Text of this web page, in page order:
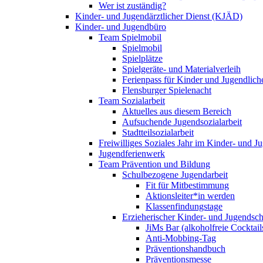
Wer ist zuständig?
Kinder- und Jugendärztlicher Dienst (KJÄD)
Kinder- und Jugendbüro
Team Spielmobil
Spielmobil
Spielplätze
Spielgeräte- und Materialverleih
Ferienpass für Kinder und
Flensburger Spielenacht
Team Sozialarbeit
Aktuelles aus diesem Bereich
Aufsuchende Jugendsozialarbeit
Stadtteilsozialarbeit
Freiwilliges Soziales Jahr im Kinder- und
Jugendferienwerk
Team Prävention und Bildung
Schulbezogene Jugendarbeit
Fit für Mitbestimmung
Aktionsleiter*in werden
Klassenfindungstage
Erzieherischer Kinder- und
JiMs Bar (alkoholfreie
Anti-Mobbing-Tag
Präventionshandbuch
Präventionsmesse